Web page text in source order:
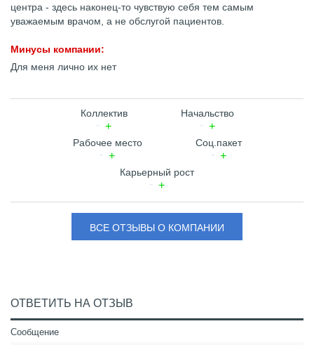
центра - здесь наконец-то чувствую себя тем самым
уважаемым врачом, а не обслугой пациентов.
Минусы компании:
Для меня лично их нет
Коллектив Начальство
Рабочее место Соц.пакет
Карьерный рост
ВСЕ ОТЗЫВЫ О КОМПАНИИ
ОТВЕТИТЬ НА ОТЗЫВ
Сообщение